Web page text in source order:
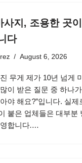
사지, 조용한 곳
다
August 6, 2026
무게 제가 10년 넘게
이 받은 질문 중 하나
야 해요?”입니다. 실
붙은 업체들은 대부분
합니다.…